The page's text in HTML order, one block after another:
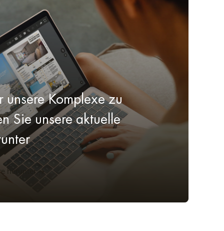
et-Loire
von Beauval entfernt und ist ein ideales Ziel,
ist
unsere Komplexe zu
Sie unsere aktuelle
herunter